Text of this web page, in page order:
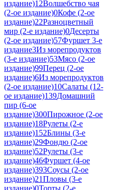
издание)12Волшебство чая
(2-ое издание)0Кофе (2-ое
издание)22Разноцветный
мир (2-е издание)0Десерты
(2-ое издание)57Фуршет 3-е
издание3Из морепродуктов
(3-е издание)53Мясо (2-ое
издание)99Перец (2-ое
издание)6Из морепродуктов
(2-ое издание)10Салаты (12-
ое издание)139Домашний
пир (6-ое
издание)300Пирожное (2-ое
издание)18Рулеты (2-е
издание)152Блины (3-е
издание)29Фондю (2-ое
издание)52Рулеты (3-е
издание)46Фуршет (4-ое
издание)393Соусы (2-ое
издание)21Пловы (3-е